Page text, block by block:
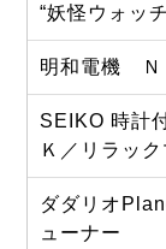
“妖怪ウォッ
明和電機 Ｎ
SEIKO 時計
Ｋ／リラッ
ダダリオ
ューナー